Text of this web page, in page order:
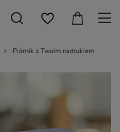
Piórnik z Twoim nadrukiem